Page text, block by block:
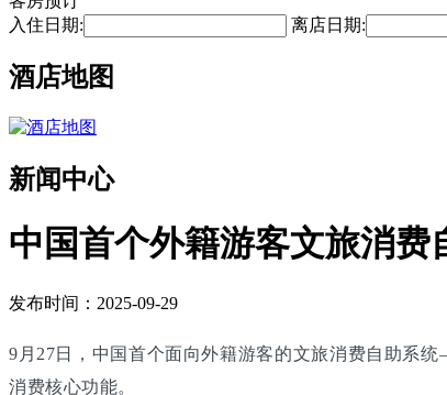
入住日期:
离店日期:
酒店地图
新闻中心
中国首个外籍游客文旅消费
发布时间：2025-09-29
9月27日，中国首个面向外籍游客的文旅消费自助系
消费核心功能。